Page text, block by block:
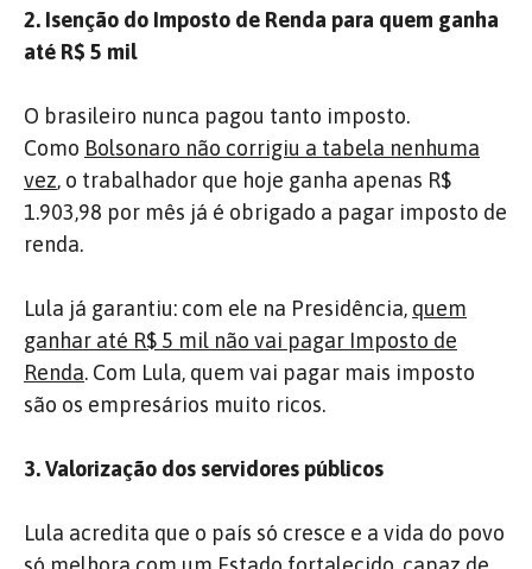
2. Isenção do Imposto de Renda para quem ganha
até R$ 5 mil
O brasileiro nunca pagou tanto imposto.
Como Bolsonaro não corrigiu a tabela nenhuma
vez, o trabalhador que hoje ganha apenas R$
1.903,98 por mês já é obrigado a pagar imposto de
renda.
Lula já garantiu: com ele na Presidência, quem
ganhar até R$ 5 mil não vai pagar Imposto de
Renda. Com Lula, quem vai pagar mais imposto
são os empresários muito ricos.
3. Valorização dos servidores públicos
Lula acredita que o país só cresce e a vida do povo